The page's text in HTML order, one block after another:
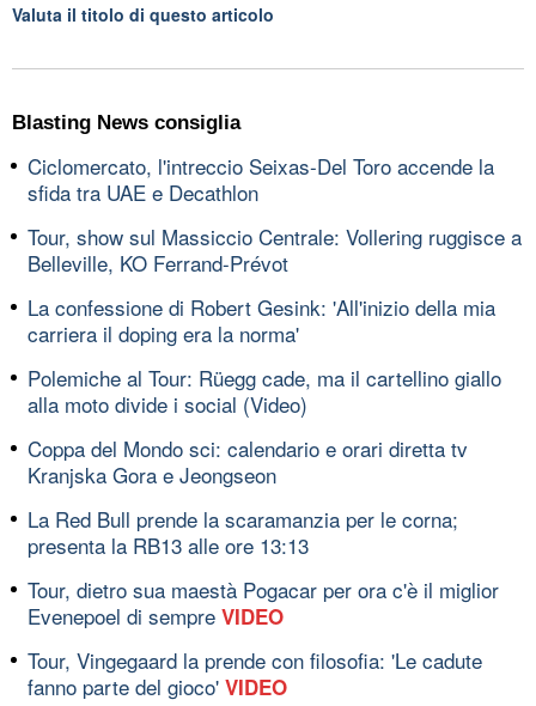
Valuta il titolo di questo articolo
Blasting News consiglia
Ciclomercato, l'intreccio Seixas-Del Toro accende la
sfida tra UAE e Decathlon
Tour, show sul Massiccio Centrale: Vollering ruggisce a
Belleville, KO Ferrand-Prévot
La confessione di Robert Gesink: 'All'inizio della mia
carriera il doping era la norma'
Polemiche al Tour: Rüegg cade, ma il cartellino giallo
alla moto divide i social (Video)
Coppa del Mondo sci: calendario e orari diretta tv
Kranjska Gora e Jeongseon
La Red Bull prende la scaramanzia per le corna;
presenta la RB13 alle ore 13:13
Tour, dietro sua maestà Pogacar per ora c'è il miglior
Evenepoel di sempre VIDEO
Tour, Vingegaard la prende con filosofia: 'Le cadute
fanno parte del gioco' VIDEO